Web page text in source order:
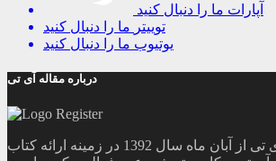
آپارات ما را دنبال کنید
توییتر ما را دنبال کنید
یوتیوب ما را دنبال کنید
درباره مقاله آی تی
وبسایت مقاله آی تی از آبان ماه سال 1392 در زمینه ارائه کتاب